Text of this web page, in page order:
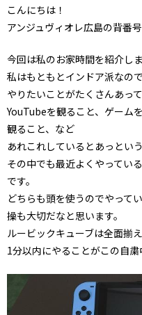
こんにちは！
アンジュヴィオレ広島の背番
今回は私のお家時間を紹介しま
私はもともとインドア派なの
やりたいことがたくさんあっ
YouTubeを観ること、ゲーム
観ること、など
あれこれしているとあっとい
その中でも最近よくやってい
です。
どちらも頭を使うのでやって
操も大切だなと思います。
ルービックキューブは全面揃
1分以内にやることがこの自粛